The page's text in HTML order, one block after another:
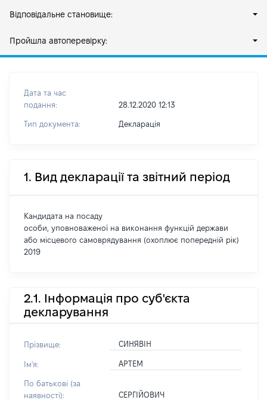
Відповідальне становище:
Пройшла автоперевірку:
Дата та час
подання:
28.12.2020 12:13
Тип документа: Декларація
1. Вид декларації та звітний період
Кандидата на посаду
особи, уповноваженої на виконання функцій держави
або місцевого самоврядування (охоплює попередній рік)
2019
2.1. Інформація про суб'єкта
декларування
Прізвище: СИНЯВІН
Ім'я: АРТЕМ
По батькові (за
наявності):
СЕРГІЙОВИЧ